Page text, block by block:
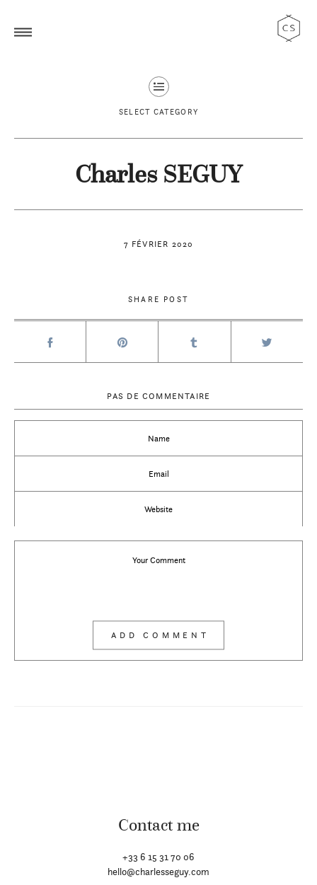
SELECT CATEGORY
7 FÉVRIER 2020
Charles SEGUY
SHARE POST
PAS DE COMMENTAIRE
Contact me
+33 6 15 31 70 06
hello@charlesseguy.com